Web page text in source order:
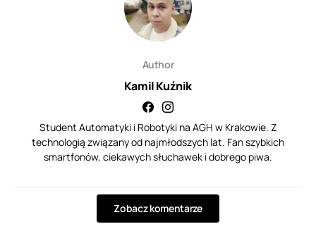
Author
Kamil Kuźnik
Student Automatyki i Robotyki na AGH w Krakowie. Z
technologią związany od najmłodszych lat. Fan szybkich
smartfonów, ciekawych słuchawek i dobrego piwa.
Zobacz komentarze